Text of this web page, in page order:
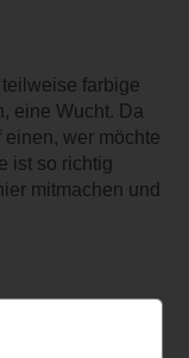
farbige
eine Wucht. Da
wer möchte
ist so richtig
mitmachen und